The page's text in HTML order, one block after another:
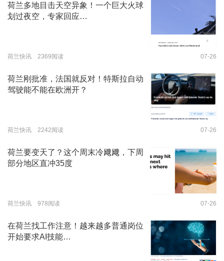
荷兰多地目击天空异象！一个巨大火球
划过夜空，专家回应…
荷兰快讯 2369阅读 07-26
荷兰刚批准，法国就反对！特斯拉自动
驾驶能不能在欧洲开？
荷兰快讯 2242阅读 07-26
荷兰要变天了？这个周末冷飕飕，下周
部分地区直冲35度
荷兰快讯 978阅读 07-26
在荷兰找工作注意！越来越多普通岗位
开始要求AI技能…